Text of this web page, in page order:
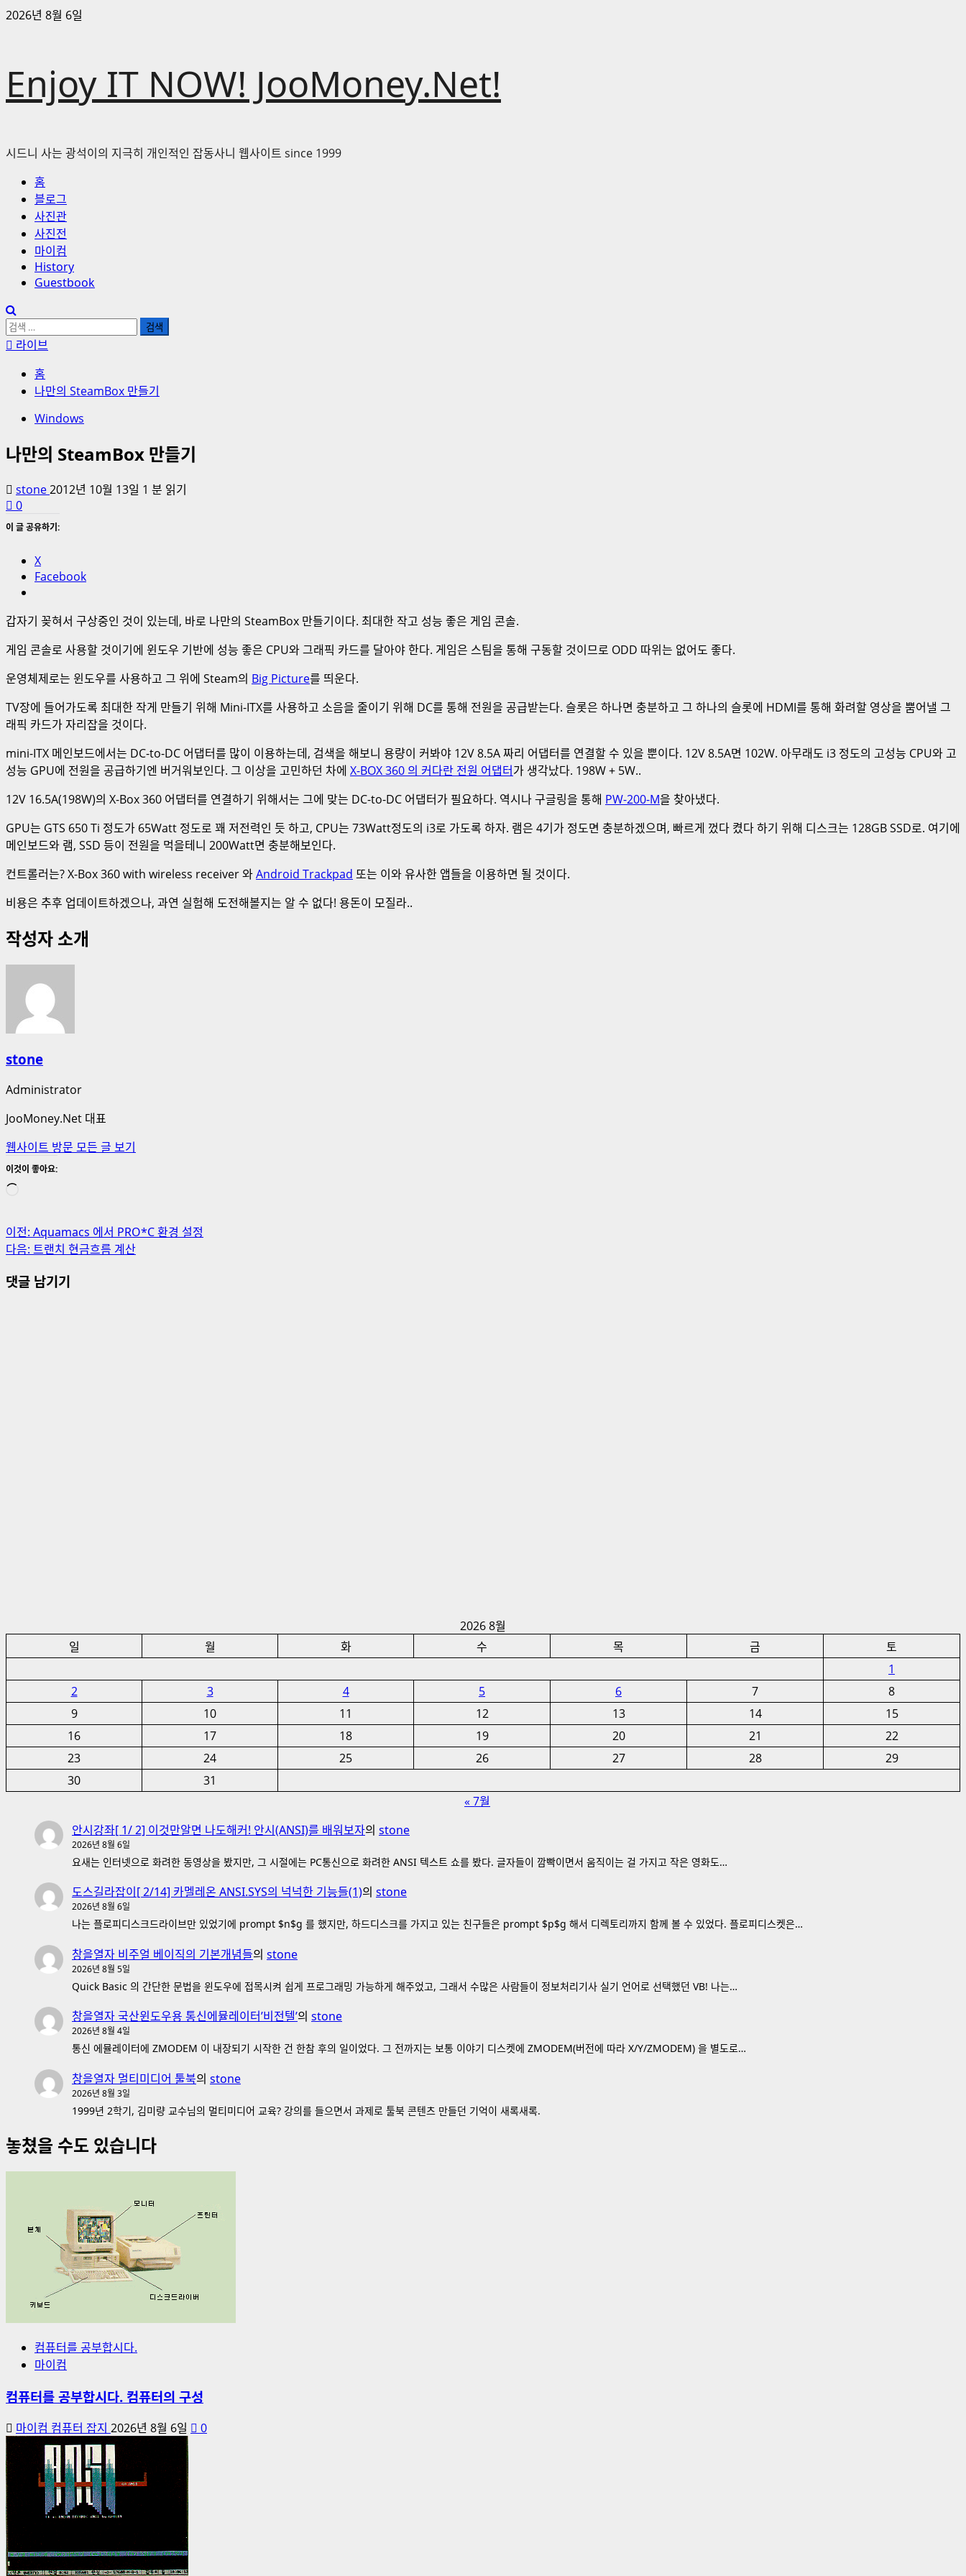
콘
바
로
2026년 8월 6일
Enjoy IT NOW! JooMoney.Net!
시드니 사는 광석이의 지극히 개인적인 잡동사니 웹사이트 since 1999
홈
블로그
사진관
사진전
마이컴
History
Guestbook
검
색:라이브
홈
나만의 SteamBox 만들기
Windows
나만의 SteamBox 만들기
stone2012년 10월 13일 1 분 읽기
0
이 글 공유하기:
X
Facebook
갑자기 꽂혀서 구상중인 것이 있는데, 바로 나만의 SteamBox 만들기이다. 최대한 작고 성능 좋은 게임 콘솔.
게임 콘솔로 사용할 것이기에 윈도우 기반에 성능 좋은 CPU와 그래픽 카드를 달아야 한다. 게임은 스팀을 통해 구동할 것이므로 ODD 따위는 없어도 좋다.
운영체제로는 윈도우를 사용하고 그 위에 Steam의 Big Picture를 띄운다.
TV장에 들어가도록 최대한 작게 만들기 위해 Mini-ITX를 사용하고 소음을 줄이기 위해 DC를 통해 전원을 공급받는다. 슬롯은 하나면 충분하고 그 하나의 슬롯에 HDMI를 통해 화려할 영상을 뿜어낼 그
래픽 카드가 자리잡을 것이다.
mini-ITX 메인보드에서는 DC-to-DC 어댑터를 많이 이용하는데, 검색을 해보니 용량이 커봐야 12V 8.5A 짜리 어댑터를 연결할 수 있을 뿐이다. 12V 8.5A면 102W. 아무래도 i3 정도의 고성능 CPU와 고
성능 GPU에 전원을 공급하기엔 버거워보인다. 그 이상을 고민하던 차에 X-BOX 360 의 커다란 전원 어댑터가 생각났다. 198W + 5W..
12V 16.5A(198W)의 X-Box 360 어댑터를 연결하기 위해서는 그에 맞는 DC-to-DC 어댑터가 필요하다. 역시나 구글링을 통해 PW-200-M을 찾아냈다.
GPU는 GTS 650 Ti 정도가 65Watt 정도로 꽤 저전력인 듯 하고, CPU는 73Watt정도의 i3로 가도록 하자. 램은 4기가 정도면 충분하겠으며, 빠르게 껐다 켰다 하기 위해 디스크는 128GB SSD로. 여기에
메인보드와 램, SSD 등이 전원을 먹을테니 200Watt면 충분해보인다.
컨트롤러는? X-Box 360 with wireless receiver 와Android Trackpad 또는 이와 유사한 앱들을 이용하면 될 것이다.
비용은 추후 업데이트하겠으나, 과연 실험해 도전해볼지는 알 수 없다! 용돈이 모질라..
작성자 소개
stone
Administrator
JooMoney.Net 대표
웹사이트 방문 모든 글 보기
이것이 좋아요:
중...
게
시
물
이전: Aquamacs 에서 PRO*C 환경 설정
다음: 트랜치 현금흐름 계산
댓글 남기기
2026 8월
일
월 화 수 목 금
토
1
2
3 4 5 6 7
8
9
10 11 12 13 14
15
16
17 18 19 20 21
22
23
24 25 26 27 28
29
30
31
« 7월
안시강좌[ 1/ 2] 이것만알면 나도해커! 안시(ANSI)를 배워보자의 stone
2026년 8월 6일
요새는 인터넷으로 화려한 동영상을 봤지만, 그 시절에는 PC통신으로 화려한 ANSI 텍스트 쇼를 봤다. 글자들이 깜빡이면서 움직이는 걸 가지고 작은 영화도…
도스길라잡이[ 2/14] 카멜레온 ANSI.SYS의 넉넉한 기능들(1)의 stone
2026년 8월 6일
나는 플로피디스크드라이브만 있었기에 prompt $n$g 를 했지만, 하드디스크를 가지고 있는 친구들은 prompt $p$g 해서 디렉토리까지 함께 볼 수 있었다. 플로피디스켓은…
창을열자 비주얼 베이직의 기본개념들의 stone
2026년 8월 5일
Quick Basic 의 간단한 문법을 윈도우에 접목시켜 쉽게 프로그래밍 가능하게 해주었고, 그래서 수많은 사람들이 정보처리기사 실기 언어로 선택했던 VB! 나는…
창을열자 국산윈도우용 통신에뮬레이터’비전텔’의 stone
2026년 8월 4일
통신 에뮬레이터에 ZMODEM 이 내장되기 시작한 건 한참 후의 일이었다. 그 전까지는 보통 이야기 디스켓에 ZMODEM(버전에 따라 X/Y/ZMODEM) 을 별도로…
창을열자 멀티미디어 툴북의 stone
2026년 8월 3일
1999년 2학기, 김미량 교수님의 멀티미디어 교육? 강의를 들으면서 과제로 툴북 콘텐츠 만들던 기억이 새록새록.
놓쳤을 수도 있습니다
컴퓨터를 공부합시다.
마이컴
컴퓨터를 공부합시다. 컴퓨터의 구성
마이컴 컴퓨터 잡지 2026년 8월 6일 0